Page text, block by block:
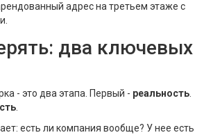
адрес на третьем этаже с
два ключевых
- это два этапа. Первый - реальность
есть ли компания вообще? У нее есть